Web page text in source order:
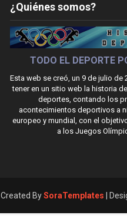
¿Quiénes somos?
TODO EL DEPORTE
Esta web se creó, un 9 de julio de
tener en un sitio web la historia
deportes, contando los
acontecimientos deportivos a
europeo y mundial, con el
a los Juegos
Created BySoraTemplates |